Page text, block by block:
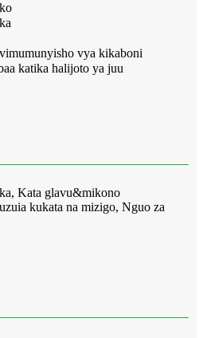
vya kikaboni
katika halijoto ya juu
Kata glavu&mikono
kukata na mizigo, Nguo za